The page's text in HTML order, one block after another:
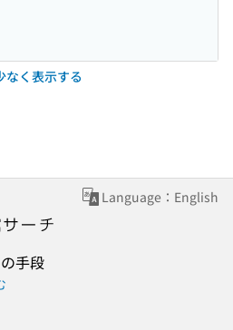
なく表示する
Language：English
手段